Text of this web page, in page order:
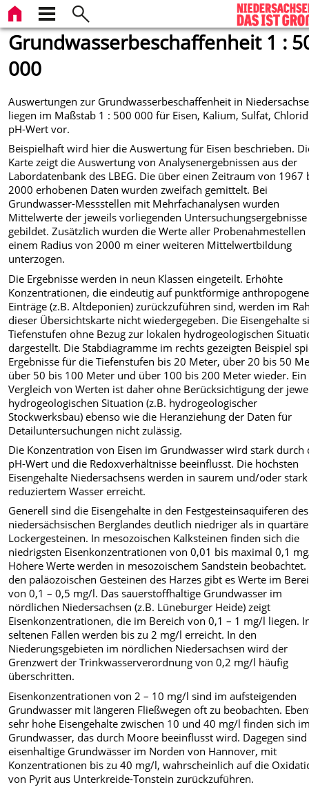
Grundwasserbeschaffenheit 1 :
000
Auswertungen zur Grundwasserbeschaffenheit in
liegen im Maßstab 1 : 500 000 für Eisen, Kalium, Sulfat,
pH-Wert vor.
Beispielhaft wird hier die Auswertung für Eisen beschrieben.
Karte zeigt die Auswertung von Analysenergebnissen aus der
Labordatenbank des LBEG. Die über einen Zeitraum von 1967
2000 erhobenen Daten wurden zweifach gemittelt. Bei
Grundwasser-Messstellen mit Mehrfachanalysen wurden
Mittelwerte der jeweils vorliegenden Untersuchungsergebnisse
gebildet. Zusätzlich wurden die Werte aller Probenahmestellen
einem Radius von 2000 m einer weiteren Mittelwertbildung
unterzogen.
Die Ergebnisse werden in neun Klassen eingeteilt. Erhöhte
Konzentrationen, die eindeutig auf punktförmige anthropogene
Einträge (z.B. Altdeponien) zurückzuführen sind, werden im
dieser Übersichtskarte nicht wiedergegeben. Die Eisengehalte
Tiefenstufen ohne Bezug zur lokalen hydrogeologischen
dargestellt. Die Stabdiagramme im rechts gezeigten Beispiel
Ergebnisse für die Tiefenstufen bis 20 Meter, über 20 bis 50
über 50 bis 100 Meter und über 100 bis 200 Meter wieder. Ein
Vergleich von Werten ist daher ohne Berücksichtigung der
hydrogeologischen Situation (z.B. hydrogeologischer
Stockwerksbau) ebenso wie die Heranziehung der Daten für
Detailuntersuchungen nicht zulässig.
Die Konzentration von Eisen im Grundwasser wird stark durch
pH-Wert und die Redoxverhältnisse beeinflusst. Die höchsten
Eisengehalte Niedersachsens werden in saurem und/oder stark
reduziertem Wasser erreicht.
Generell sind die Eisengehalte in den Festgesteinsaquiferen des
niedersächsischen Berglandes deutlich niedriger als in
Lockergesteinen. In mesozoischen Kalksteinen finden sich die
niedrigsten Eisenkonzentrationen von 0,01 bis maximal 0,1
Höhere Werte werden in mesozoischem Sandstein beobachtet.
den paläozoischen Gesteinen des Harzes gibt es Werte im
von 0,1 – 0,5 mg/l. Das sauerstoffhaltige Grundwasser im
nördlichen Niedersachsen (z.B. Lüneburger Heide) zeigt
Eisenkonzentrationen, die im Bereich von 0,1 – 1 mg/l liegen.
seltenen Fällen werden bis zu 2 mg/l erreicht. In den
Niederungsgebieten im nördlichen Niedersachsen wird der
Grenzwert der Trinkwasserverordnung von 0,2 mg/l häufig
überschritten.
Eisenkonzentrationen von 2 – 10 mg/l sind im aufsteigenden
Grundwasser mit längeren Fließwegen oft zu beobachten.
sehr hohe Eisengehalte zwischen 10 und 40 mg/l finden sich
Grundwasser, das durch Moore beeinflusst wird. Dagegen sind
eisenhaltige Grundwässer im Norden von Hannover, mit
Konzentrationen bis zu 40 mg/l, wahrscheinlich auf die
von Pyrit aus Unterkreide-Tonstein zurückzuführen.